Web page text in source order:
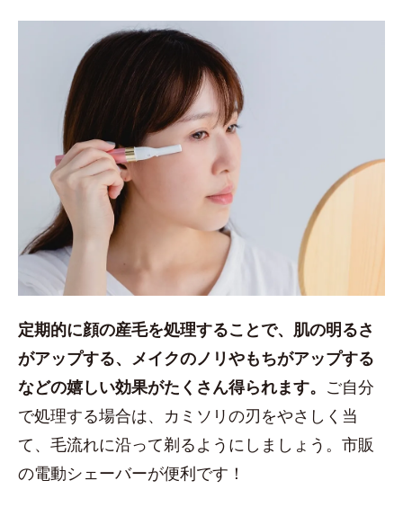
定期的に顔の産毛を処理することで、肌の明るさ
がアップする、メイクのノリやもちがアップする
などの嬉しい効果がたくさん得られます。 ご自分
で処理する場合は、カミソリの刃をやさしく当
て、毛流れに沿って剃るようにしましょう。市販
の電動シェーバーが便利です！